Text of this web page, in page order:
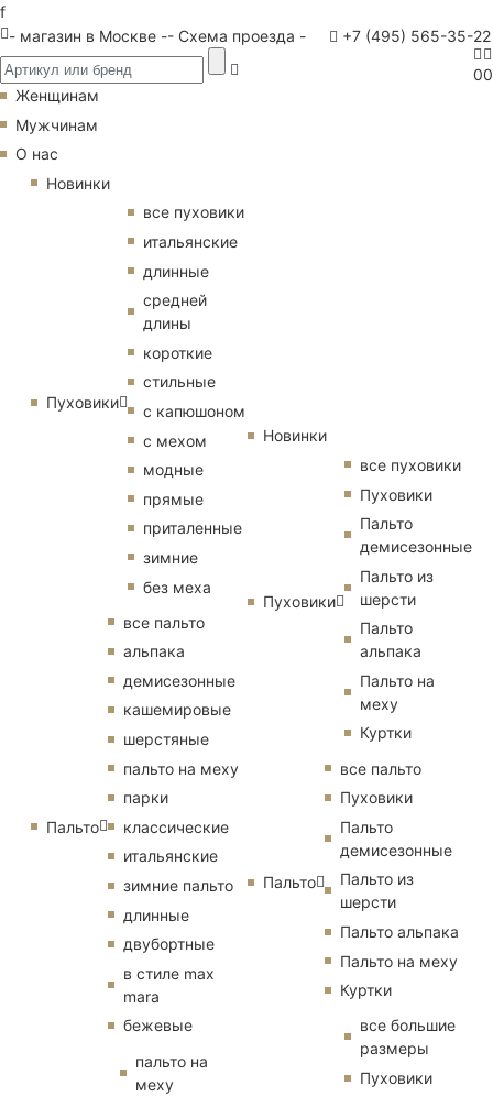
f
- магазин в Москве -- Схема проезда - +7 (495) 565-35-22
00
Женщинам
Мужчинам
О нас
Новинки
Пуховики
все пуховики
итальянские
длинные
средней
длины
короткие
стильные
с капюшоном
с мехом
модные
прямые
приталенные
зимние
без меха
Пальто
все пальто
альпака
демисезонные
кашемировые
шерстяные
пальто на меху
парки
классические
итальянские
зимние пальто
длинные
двубортные
в стиле max
mara
бежевые
пальто на
меху
Новинки
Пуховики
все пуховики
Пуховики
Пальто
демисезонные
Пальто из
шерсти
Пальто
альпака
Пальто на
меху
Куртки
Пальто
все пальто
Пуховики
Пальто
демисезонные
Пальто из
шерсти
Пальто альпака
Пальто на меху
Куртки
все большие
размеры
Пуховики